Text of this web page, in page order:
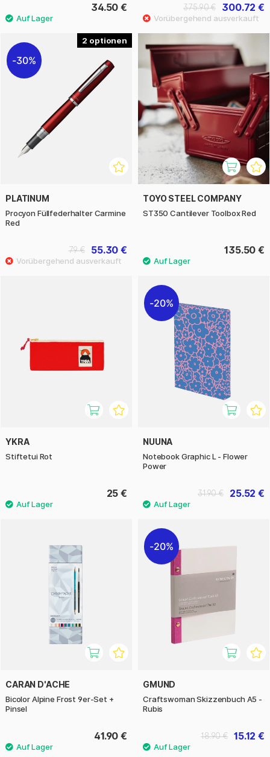
34.50 € 300.72 €
375.90 €
2
30%
PLATINUM
Procyon Füllfederhalter Carmine
Red
55.30 €
79 €
TOYO STEEL COMPANY
ST350 Cantilever Toolbox Red
135.50 €
YKRA
Stiftetui Rot
25 €
20%
NUUNA
Notebook Graphic L - Flower
Power
25.52 €
31.90 €
CARAN D'ACHE
Bicolor Alpine Frost 9er‑Set +
Pinsel
41.90 €
20%
GMUND
Craftswoman Skizzenbuch A5 -
Rubis
15.12 €
18.90 €